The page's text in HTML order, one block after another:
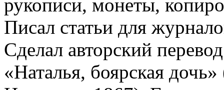
рукописи, монеты,
Писал статьи для
Сделал авторский
«Наталья, боярская